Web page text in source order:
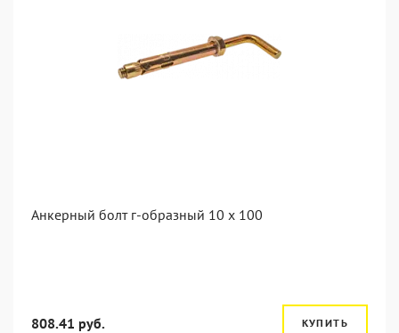
Анкерный болт г-образный 10 x 100
808.41 руб. КУПИТЬ